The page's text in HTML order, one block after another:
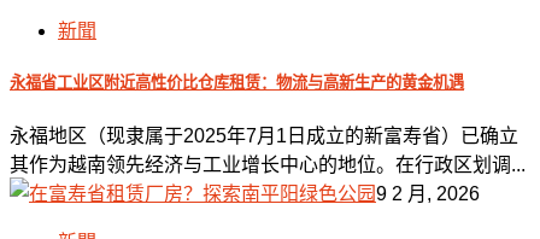
新聞
永福省工业区附近高性价比仓库租赁：物流与高新生产的黄金机遇
永福地区（现隶属于2025年7月1日成立的新富寿省）已确立
其作为越南领先经济与工业增长中心的地位。在行政区划调...
9 2 月, 2026